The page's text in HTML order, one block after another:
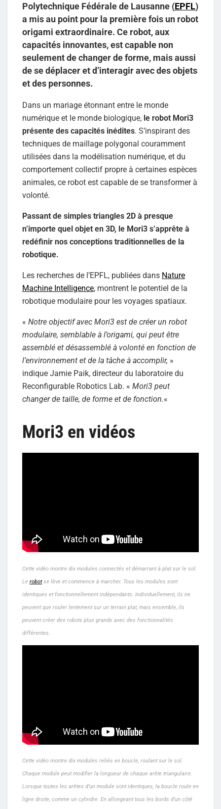
Polytechnique Fédérale de Lausanne (EPFL)
a mis au point pour la première fois un robot
origami extraordinaire. Ce robot, aux
capacités innovantes, est capable non
seulement de changer de forme, mais aussi
de se déplacer et d’interagir avec des objets
et des personnes.
Dans un mariage étonnant entre le monde
numérique et le monde biologique, le robot Mori3
présente des capacités inédites. S’inspirant des
techniques de maillage polygonal couramment
utilisées dans la modélisation numérique, et du
comportement collectif propre à certaines espèces
animales, ce robot est capable de se transformer à
volonté.
Passant de simples triangles 2D à presque
n’importe quel objet en 3D, le Mori3 s’apprête à
redéfinir nos conceptions traditionnelles de la
robotique.
Les recherches de l’EPFL, publiées dans Nature
Machine Intelligence, montrent le potentiel de la
robotique modulaire pour les voyages spatiaux.
« Notre objectif avec Mori3 est de créer un robot
modulaire, semblable à l’origami, qui peut être
assemblé et désassemblé à volonté en fonction de
l’environnement et de la tâche à accomplir, »
indique Jamie Paik, directeur du laboratoire du
Reconfigurable Robotics Lab. « Mori3 peut
changer de taille, de forme et de fonction.«
Mori3 en vidéos
Cette vidéo montre dix modules connectés et démarrant à plat sur le sol.
Le robotse lève et commence à marcher. Tous les modules sont
identiques et fonctionnellement indépendants. Individuellement, ils ne
peuvent que rouler lentement sur un terrain plat, mais ensemble, ils
peuvent créer des robots plus grands avec des fonctionnalités
différentes.
Cette vidéo montre dix modules reliés en boucle, roulant sur le sol.
Chaque module peut modifier la longueur de chaque arête triangulaire.
Lorsque toutes les arêtes d’un module sont identiques, la boucle roule en
ligne droite, comme un cylindre. En allongeant tous les bords d’un côté